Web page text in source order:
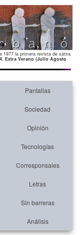
1977 la primera revista de sátira
Extra Verano (Julio Agosto
Pantallas
Sociedad
Opinión
Tecnologías
Corresponsales
Letras
Sin barreras
Análisis